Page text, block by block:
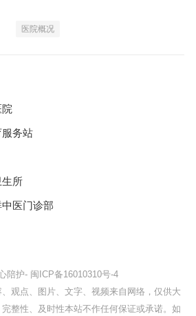
医院概况
务站
所
医门诊部
陪护- 闽ICP备16010310号-4
观点、图片、文字、视频来自网络，仅供大
整性、及时性本站不作任何保证或承诺。如